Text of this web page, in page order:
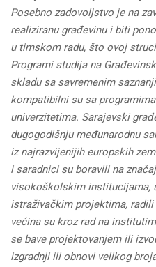
Posebno zadovoljstvo je na
realiziranu građevinu i biti
u timskom radu, što ovoj
Programi studija na
skladu sa savremenim
kompatibilni su sa
univerzitetima. Sarajevski
dugogodišnju međunarodnu
iz najrazvijenijih europskih
i saradnici su boravili na
visokoškolskim institucijama,
istraživačkim projektima,
većina su kroz rad na
se bave projektovanjem ili
izgradnji ili obnovi velikog